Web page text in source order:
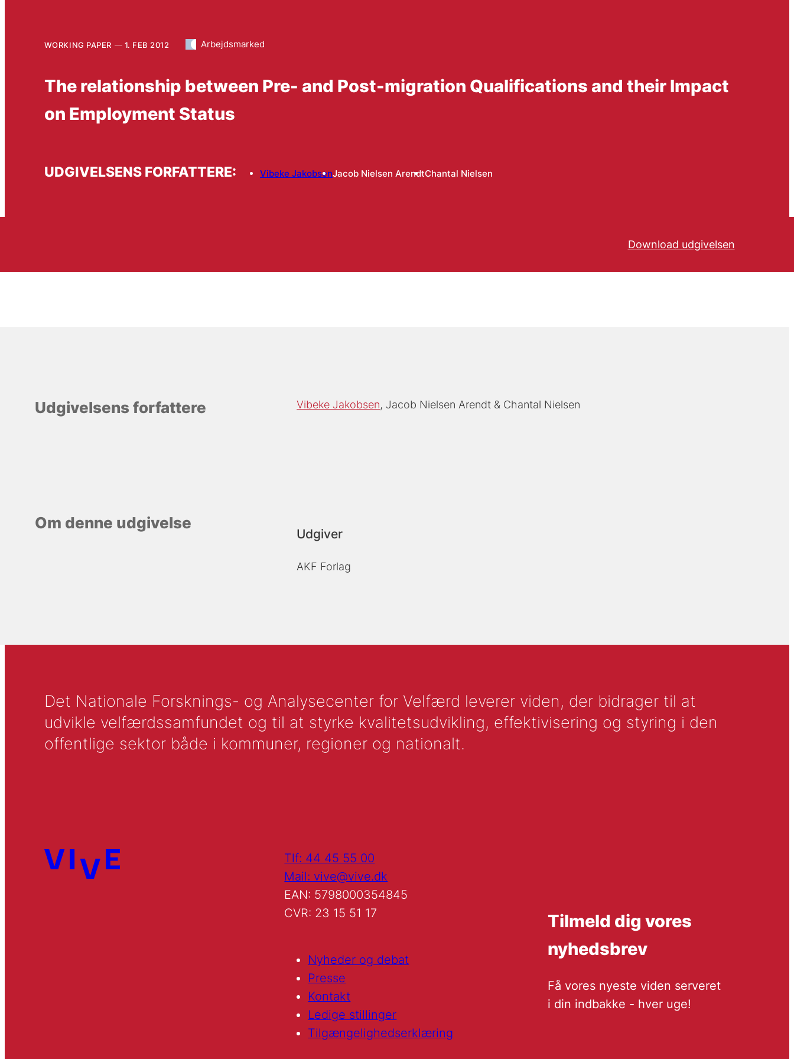
WORKING PAPER 1. FEB 2012 Arbejdsmarked
The relationship between Pre- and Post-migration Qualifications and their Impact
on Employment Status
UDGIVELSENS FORFATTERE: Vibeke JakobsenJacob Nielsen ArendtChantal Nielsen
Download udgivelsen
Udgivelsens forfattere Vibeke Jakobsen Jacob Nielsen Arendt Chantal Nielsen
Om denne udgivelse
Udgiver
AKF Forlag
Det Nationale Forsknings- og Analysecenter for Velfærd leverer viden, der bidrager til at
udvikle velfærdssamfundet og til at styrke kvalitetsudvikling, effektivisering og styring i den
offentlige sektor både i kommuner, regioner og nationalt.
Tlf: 44 45 55 00
Mail: vive@vive.dk
EAN: 5798000354845
CVR: 23 15 51 17
Nyheder og debat
Presse
Kontakt
Ledige stillinger
Tilgængelighedserklæring
Tilmeld dig vores
nyhedsbrev
Få vores nyeste viden serveret
i din indbakke - hver uge!